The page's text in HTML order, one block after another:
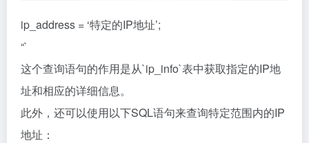
ip_address = ‘特定的IP地址’;
“`
这个查询语句的作用是从`ip_info`表中获取指定的IP地
址和相应的详细信息。
此外，还可以使用以下SQL语句来查询特定范围内的IP
地址：